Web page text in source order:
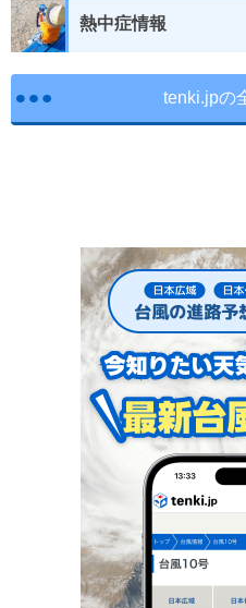
熱中症情報
tenki.jpの